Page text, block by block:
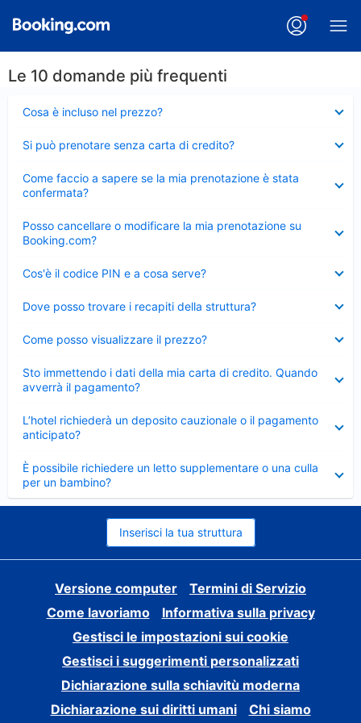
Le 10 domande più frequenti
Cosa è incluso nel prezzo?
chiuso
Si può prenotare senza carta di credito?
chiuso
Come faccio a sapere se la mia prenotazione è stata
confermata?
chiuso
Posso cancellare o modificare la mia prenotazione su
Booking.com?
chiuso
Cos'è il codice PIN e a cosa serve?
chiuso
Dove posso trovare i recapiti della struttura?
chiuso
Come posso visualizzare il prezzo?
chiuso
Sto immettendo i dati della mia carta di credito. Quando
avverrà il pagamento?
chiuso
L’hotel richiederà un deposito cauzionale o il pagamento
anticipato?
chiuso
È possibile richiedere un letto supplementare o una culla
per un bambino?
Elemento
chiuso
Inserisci la tua struttura
Versione computer
Termini di Servizio
Come lavoriamo
Informativa sulla privacy
Gestisci le impostazioni sui cookie
Gestisci i suggerimenti personalizzati
Dichiarazione sulla schiavitù moderna
Dichiarazione sui diritti umani
Chi siamo